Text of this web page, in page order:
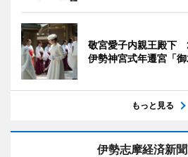
敬宮愛子内親王殿
伊勢神宮式年遷宮「
もっと見る
伊勢志摩経済新